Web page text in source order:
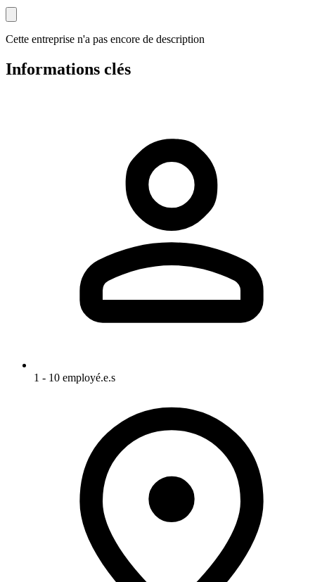
Cette entreprise n'a pas encore de description
Informations clés
1 - 10 employé.e.s